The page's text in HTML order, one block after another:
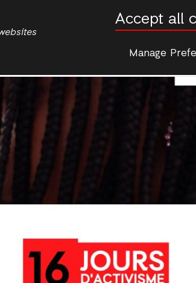
Accept all
Manage
English French